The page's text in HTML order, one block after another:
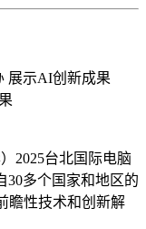
展示AI创新成果
2025台北国际电脑
30多个国家和地区的
瞻性技术和创新解